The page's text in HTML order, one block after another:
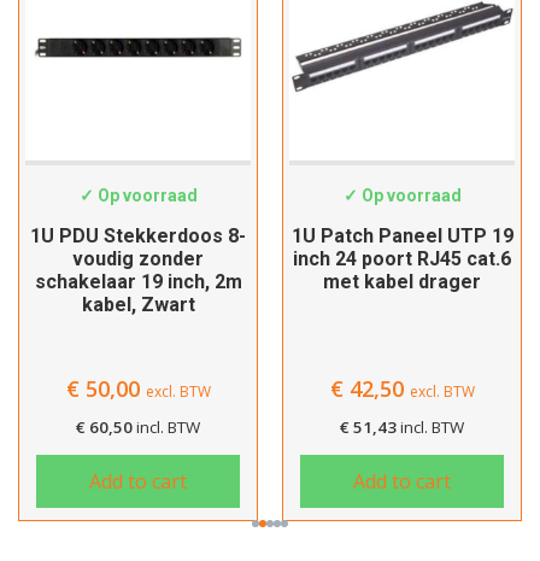
✓ Op voorraad
1U PDU Stekkerdoos 8-
voudig zonder
schakelaar 19 inch, 2m
kabel, Zwart
€50,00 excl. BTW
€ 60,50incl. BTW
Add to cart
✓ Op voorraad
1U Patch Paneel UTP 19
inch 24 poort RJ45 cat.6
met kabel drager
€42,50 excl. BTW
€ 51,43incl. BTW
Add to cart